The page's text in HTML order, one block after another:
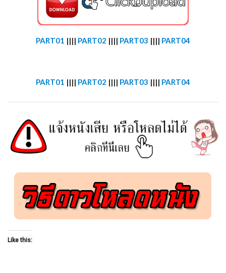
PART01 |||| PART02 |||| PART03 |||| PART04
PART01 |||| PART02 |||| PART03 |||| PART04
Like this: